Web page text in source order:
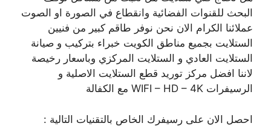
البحث للقنوات الفضائية وانقطاع في الصورة او الصوت
عملائنا الكرام الان نحن نوفر طاقم كبير من فنيين
الستلايت بجميع مناطق الكويت خبراء بتركيب و صيانة
الستلايت العادي و الستلايت المركزي وباسعار رخيصة
لاننا افضل مركز توريد قطع الستلايت الاصلية و
الرسيفرات WIFI – HD – 4K مع الكفالة
احصل الان على رسيفرك الخاص بالتقنيات التالية :